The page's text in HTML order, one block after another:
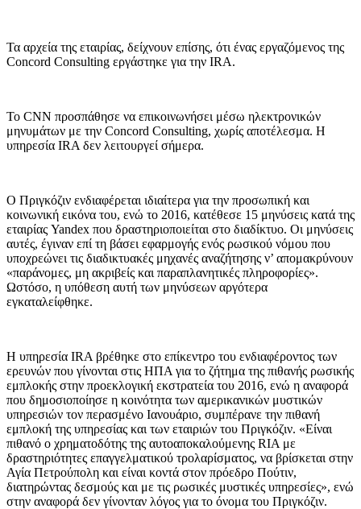
Τα αρχεία της εταιρίας, δείχνουν επίσης, ότι ένας εργαζόμενος της
Concord Consulting εργάστηκε για την IRA.
Το CNN προσπάθησε να επικοινωνήσει μέσω ηλεκτρονικών
μηνυμάτων με την Concord Consulting, χωρίς αποτέλεσμα. Η
υπηρεσία IRA δεν λειτουργεί σήμερα.
Ο Πριγκόζιν ενδιαφέρεται ιδιαίτερα για την προσωπική και
κοινωνική εικόνα του, ενώ το 2016, κατέθεσε 15 μηνύσεις κατά της
εταιρίας Yandex που δραστηριοποιείται στο διαδίκτυο. Οι μηνύσεις
αυτές, έγιναν επί τη βάσει εφαρμογής ενός ρωσικού νόμου που
υποχρεώνει τις διαδικτυακές μηχανές αναζήτησης ν’ απομακρύνουν
«παράνομες, μη ακριβείς και παραπλανητικές πληροφορίες».
Ωστόσο, η υπόθεση αυτή των μηνύσεων αργότερα
εγκαταλείφθηκε.
Η υπηρεσία IRA βρέθηκε στο επίκεντρο του ενδιαφέροντος των
ερευνών που γίνονται στις ΗΠΑ για το ζήτημα της πιθανής ρωσικής
εμπλοκής στην προεκλογική εκστρατεία του 2016, ενώ η αναφορά
που δημοσιοποίησε η κοινότητα των αμερικανικών μυστικών
υπηρεσιών τον περασμένο Ιανουάριο, συμπέρανε την πιθανή
εμπλοκή της υπηρεσίας και των εταιριών του Πριγκόζιν. «Είναι
πιθανό ο χρηματοδότης της αυτοαποκαλούμενης RIA με
δραστηριότητες επαγγελματικού τρολαρίσματος, να βρίσκεται στην
Αγία Πετρούπολη και είναι κοντά στον πρόεδρο Πούτιν,
διατηρώντας δεσμούς και με τις ρωσικές μυστικές υπηρεσίες», ενώ
στην αναφορά δεν γίνονταν λόγος για το όνομα του Πριγκόζιν.